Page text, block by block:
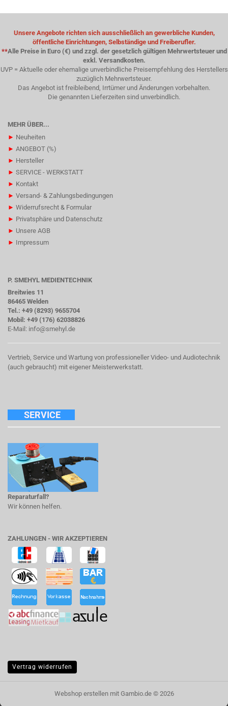
Unsere Angebote richten sich ausschließlich an gewerbliche Kunden,
öffentliche Einrichtungen, Selbständige und Freiberufler.
**Alle Preise in Euro (€) und zzgl. der gesetzlich gültigen Mehrwertsteuer und
exkl. Versandkosten.
UVP = Aktuelle oder ehemalige unverbindliche Preisempfehlung des Herstellers
zuzüglich Mehrwertsteuer.
Das Angebot ist freibleibend, Irrtümer und Änderungen vorbehalten.
Die genannten Lieferzeiten sind unverbindlich.
MEHR ÜBER...
► Neuheiten
► ANGEBOT (%)
► Hersteller
► SERVICE - WERKSTATT
► Kontakt
► Versand- & Zahlungsbedingungen
► Widerrufsrecht & Formular
► Privatsphäre und Datenschutz
► Unsere AGB
► Impressum
P. SMEHYL MEDIENTECHNIK
Breitwies 11
86465 Welden
Tel.: +49 (8293) 9655704
Mobil: +49 (176) 62038826
E-Mail: info@smehyl.de
Vertrieb, Service und Wartung von professioneller Video- und Audiotechnik
(auch gebraucht) mit eigener Meisterwerkstatt.
SERVICE
Reparaturfall?
Wir können helfen.
ZAHLUNGEN - WIR AKZEPTIEREN
Vertrag widerrufen
Webshop erstellenmit Gambio.de © 2026